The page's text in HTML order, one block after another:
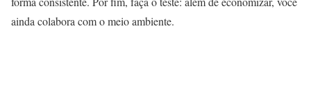
ainda colabora com o meio ambiente.